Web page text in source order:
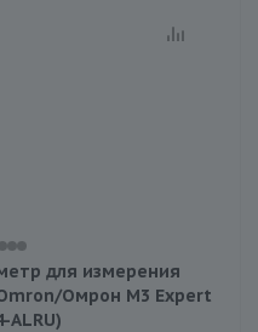
для измерения
Омрон M3 Expert
ALRU)